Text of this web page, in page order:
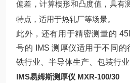
偏差，计算楔形和凸度值，具有
特点，适用于热轧厂等场景。
此外，还有用于精密测量的
号的 IMS 测厚仪适用于不同
铁行业、半导体生产、包装行业
IMS易姆斯测厚仪 MXR-100/30